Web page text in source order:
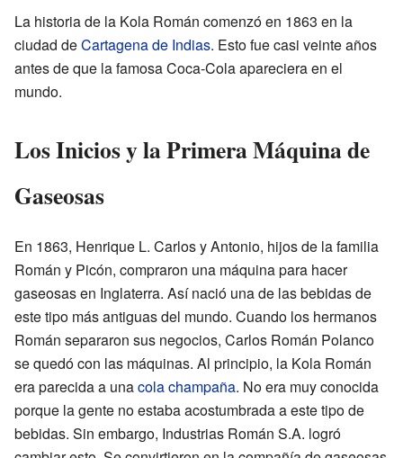
La historia de la Kola Román comenzó en 1863 en la
ciudad deCartagena de Indias. Esto fue casi veinte años
antes de que la famosa Coca-Cola apareciera en el
mundo.
Los Inicios y la Primera Máquina de
Gaseosas
En 1863, Henrique L. Carlos y Antonio, hijos de la familia
Román y Picón, compraron una máquina para hacer
gaseosas en Inglaterra. Así nació una de las bebidas de
este tipo más antiguas del mundo. Cuando los hermanos
Román separaron sus negocios, Carlos Román Polanco
se quedó con las máquinas. Al principio, la Kola Román
era parecida a unacola champaña. No era muy conocida
porque la gente no estaba acostumbrada a este tipo de
bebidas. Sin embargo, Industrias Román S.A. logró